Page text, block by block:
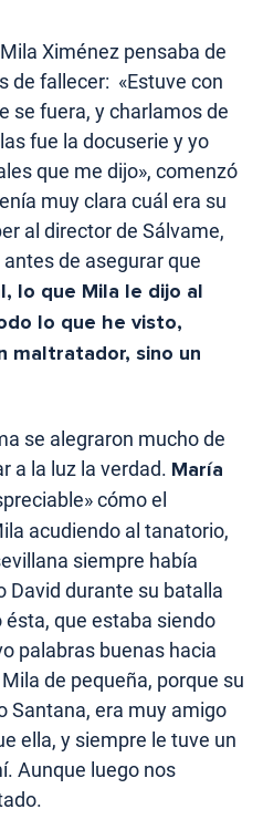
Ximénez pensaba de
de fallecer: «Estuve con
se fuera, y charlamos de
fue la docuserie y yo
que me dijo», comenzó
muy clara cuál era su
al director de Sálvame,
de asegurar que
lo que Mila le dijo al
lo que he visto,
maltratador, sino un
se alegraron mucho de
a la luz la verdad. María
cómo el
acudiendo al tanatorio,
siempre había
David durante su batalla
ésta, que estaba siendo
palabras buenas hacia
de pequeña, porque su
Santana, era muy amigo
ella, y siempre le tuve un
Aunque luego nos